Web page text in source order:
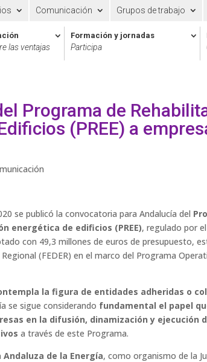
Comunicación Grupos de trabajo
las ventajas
Formación y jornadas
Participa
Programa de
(PREE) a
se publicó la convocatoria para Andalucía del
energética de edificios (PREE), regulado por
con 49,3 millones de euros de presupuesto,
(FEDER) en el marco del Programa
la figura de entidades adheridas o
se sigue considerando fundamental el papel
en la difusión, dinamización y ejecución
a través de este Programa.
Andaluza de la Energía, como organismo de la